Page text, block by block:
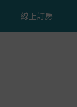
線上訂房